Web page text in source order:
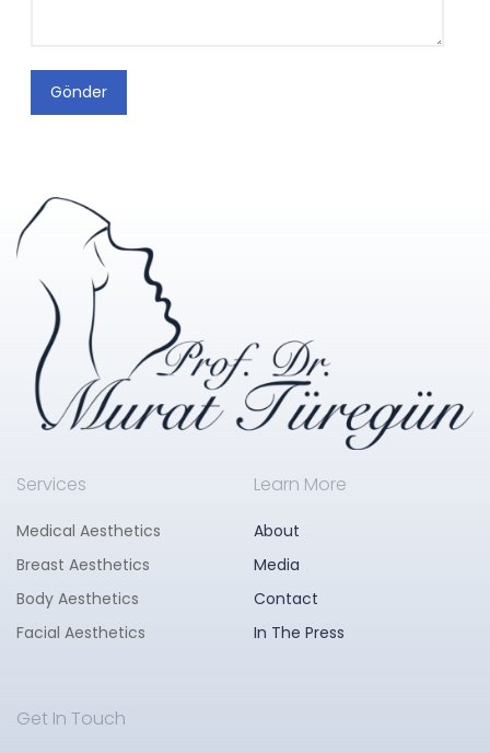
Gönder
Services
Medical Aesthetics
Breast Aesthetics
Body Aesthetics
Facial Aesthetics
Learn More
About
Media
Contact
In The Press
Get In Touch